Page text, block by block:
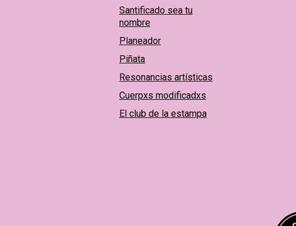
Santificado sea tu
nombre
Planeador
Piñata
Resonancias artísticas
Cuerpxs modificadxs
El club de la estampa